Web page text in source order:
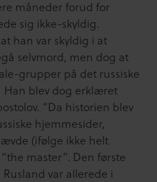
måneder forud for
sig ikke-skyldig.
han var skyldig i at
selvmord, men dog at
grupper på det russiske
Han blev dog erklæret
“Da historien blev
hjemmesider,
(ifølge ikke helt
master”. Den første
var allerede i